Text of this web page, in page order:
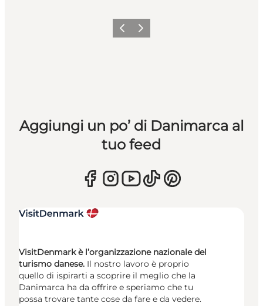
Precedente
Avanti
Aggiungi un po’ di Danimarca al
tuo feed
VisitDenmark è l’organizzazione nazionale del
turismo danese. Il nostro lavoro è proprio
quello di ispirarti a scoprire il meglio che la
Danimarca ha da offrire e speriamo che tu
possa trovare tante cose da fare e da vedere.